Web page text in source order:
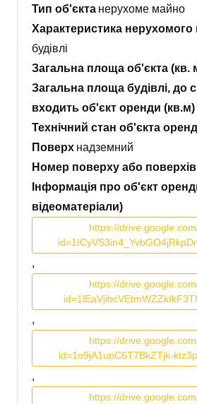
Тип об'єкта нерухоме майно
Характеристика нерухомого
будівлі
Загальна площа об'єкта (кв.
Загальна площа будівлі, до
входить об'єкт оренди (кв.м)
Технічний стан об'єкта
Поверх надземний
Номер поверху або поверхів
Інформація про об'єкт
відеоматеріали)
https://
,
https://
,
https://
id=1o9jA1upC6T7BkZTjk-
,
https://